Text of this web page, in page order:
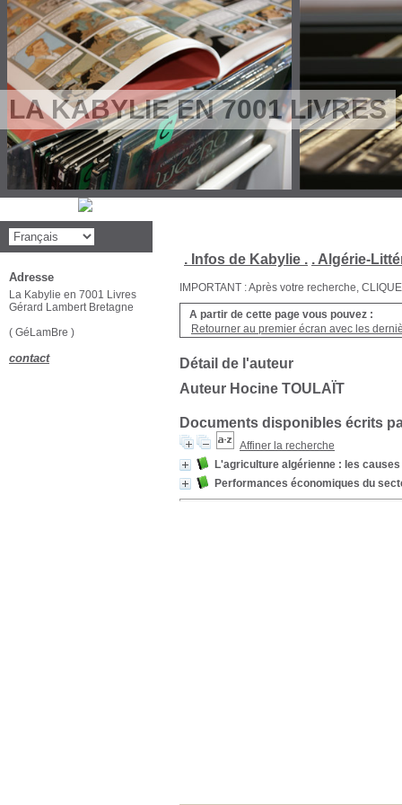
LA KABYLIE EN 7001 LIVRES
. Infos de Kabylie . . Algérie-
IMPORTANT : Après votre recherche,
A partir de cette page vous pouvez :
Retourner au premier écran avec les
Détail de l'auteur
Auteur Hocine TOULAÏT
Documents disponibles écrits
Affiner la recherche
L'agriculture algérienne : les
Performances économiques du
Adresse
La Kabylie en 7001 Livres
Gérard Lambert Bretagne
( GéLamBre )
contact